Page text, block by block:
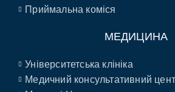
Приймальна коміся
МЕДИЦИНА
Університетська клініка
Медичний консультативний